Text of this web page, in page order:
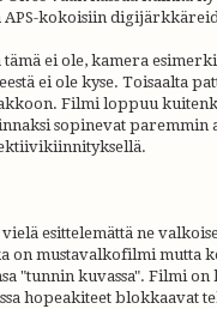
kokoisiin
ei ole, kamera
ei ole kyse. Toisaalta
Filmi loppuu
sopinevat paremmin
vielä esittelemättä ne
mustavalkofilmi mutta
"tunnin kuvassa". Filmi
hopeakiteet blokkaavat